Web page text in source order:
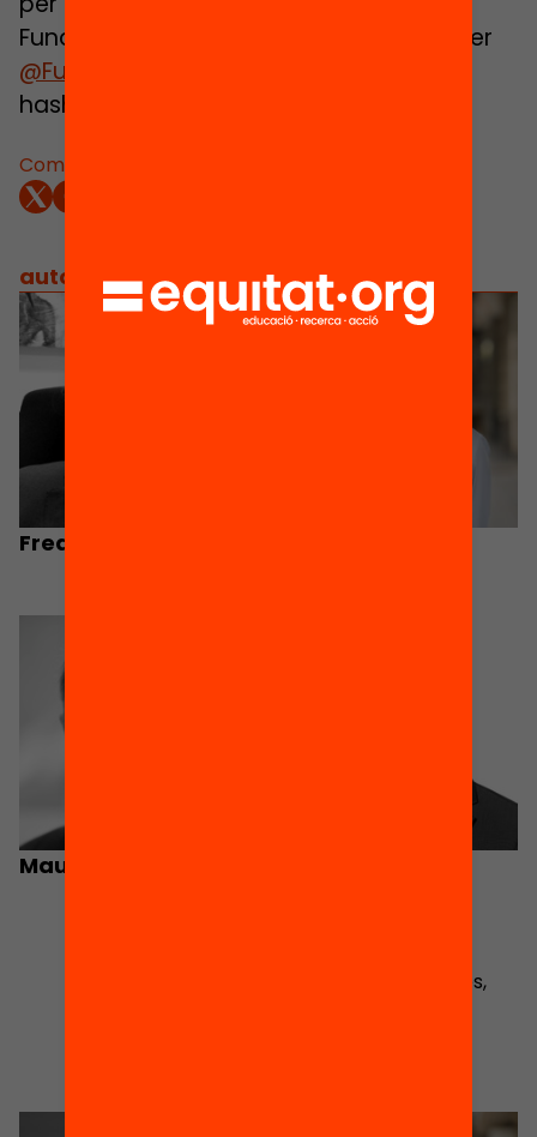
Comparteix:
Fundació Jaume Bofill, i també via Twitter
@FundacioBofill
hashtag
autors /equip implicat
Frederic Udina
Maurice Elias
polítiques educatives,